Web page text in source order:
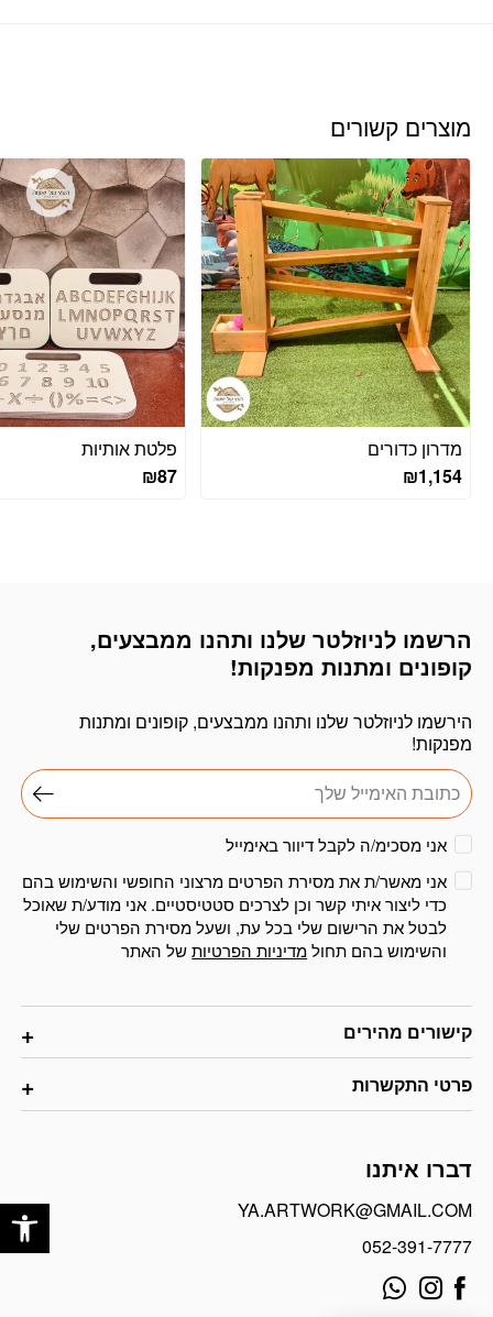
מוצרים קשורים
מדרון כדורים
₪1,154
פלטת אותיות
₪87
קישורים מהירים
פרטי התקשרות
דברו איתנו
YA.ARTWORK@GMAIL.COM
052-391-7777
הרשמו לניוזלטר שלנו ותהנו ממבצעים,
קופונים ומתנות מפנקות!
הירשמו לניוזלטר שלנו ותהנו ממבצעים, קופונים ומתנות
מפנקות!
דוא׳׳ל
אני מסכימ/ה לקבל דיוור באימייל
אני מאשר/ת את מסירת הפרטים מרצוני החופשי והשימוש בהם
כדי ליצור איתי קשר וכן לצרכים סטטיסטיים. אני מודע/ת שאוכל
לבטל את הרישום שלי בכל עת, ושעל מסירת הפרטים שלי
והשימוש בהם תחולמדיניות הפרטיותשל האתר